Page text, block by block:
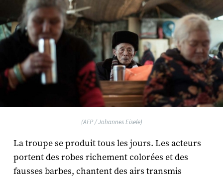
(AFP / Johannes Eisele)
La troupe se produit tous les jours. Les acteurs
portent des robes richement colorées et des
fausses barbes, chantent des airs transmis